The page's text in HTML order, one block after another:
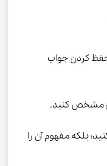
کردن جواب
مشخص کنید.
بلکه مفهوم آن را